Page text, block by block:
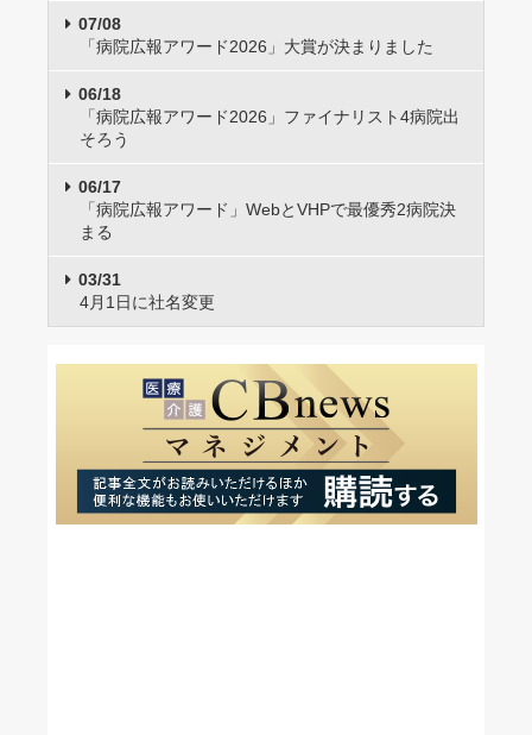
07/08
「病院広報アワード2026」大賞が決まりました
06/18
「病院広報アワード2026」ファイナリスト4病院出
そろう
06/17
「病院広報アワード」WebとVHPで最優秀2病院決
まる
03/31
4月1日に社名変更